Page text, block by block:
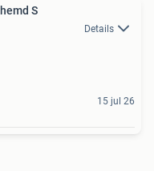
S
Details
15 jul 26